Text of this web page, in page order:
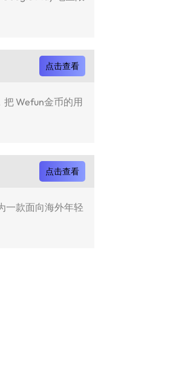
点击查看
Wefun金币的用
点击查看
一款面向海外年轻